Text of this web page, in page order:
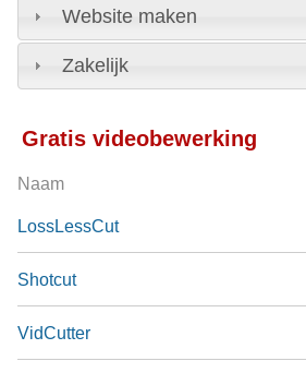
Website maken
Zakelijk
Gratis videobewerking
Naam
LossLessCut
Shotcut
VidCutter